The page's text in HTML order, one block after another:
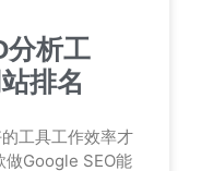
分析工
排名
工具工作效率才
做Google SEO能